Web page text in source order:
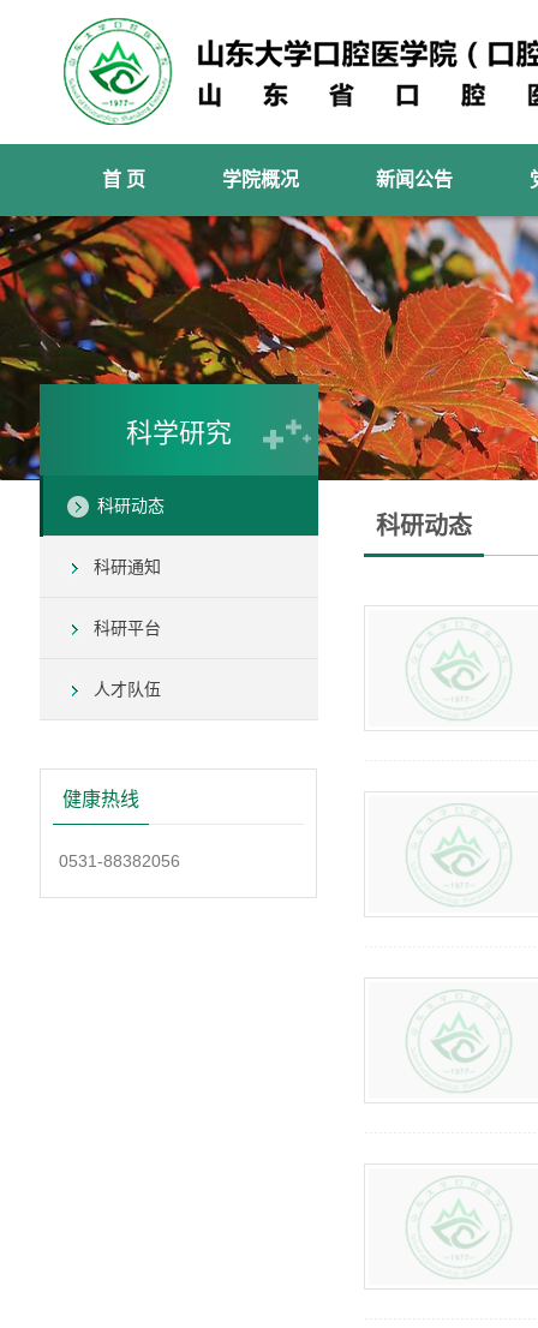
首 页 学院概况 新闻公告
科学研究
科研动态
科研通知
科研平台
人才队伍
健康热线
0531-88382056
科研动态